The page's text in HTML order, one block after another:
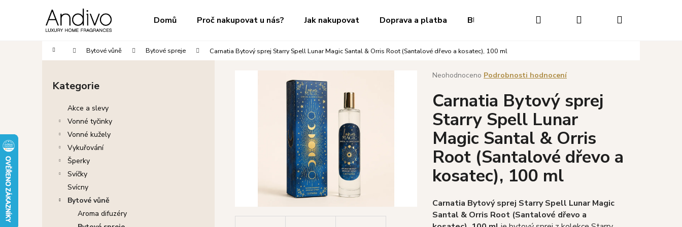
Domů Proč nakupovat u nás? Jak nakupovat Doprava a platba Blog Hodnocení obchodu Napište nám
Hledat PřihlášeníNákupní
Domů Bytové vůně Bytové spreje Carnatia Bytový sprej Starry Spell Lunar Magic Santal & Orris Root (Santalové dřevo a kosatec), 100 ml
Přeskočit
kategorie
Kategorie
Akce a slevy
Vonné tyčinky
Vonné kužely
Vykuřování
Šperky
Svíčky
Svícny
Bytové vůně
Aroma difuzéry
Průměrné
produktu
je
0,0
z
5
hvězdiček.
Neohodnoceno Podrobnosti hodnocení
Carnatia Bytový sprej
Starry Spell Lunar
Magic Santal & Orris
Root (Santalové dřevo a
kosatec), 100 ml
Carnatia Bytový sprej Starry Spell Lunar Magic
Santal & Orris Root (Santalové dřevo a
Zpět
do
obchodu
Zpět
do
obchodu
Co potřebujete najít?
HLEDAT
Doporučujeme
Následující